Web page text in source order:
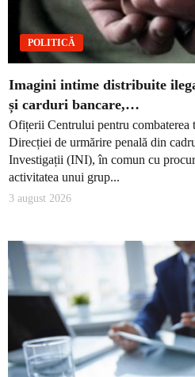
POLITICĂ
Imagini intime distribuite
și carduri bancare,…
Ofițerii Centrului pentru combaterea
Direcției de urmărire penală din
Investigații (INI), în comun cu
activitatea unui grup...
3 august 2026